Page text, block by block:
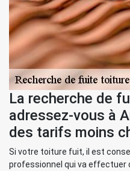
La recherche de
adressez-vous à
des tarifs moins
Si votre toiture fuit, il est
professionnel qui va effectuer